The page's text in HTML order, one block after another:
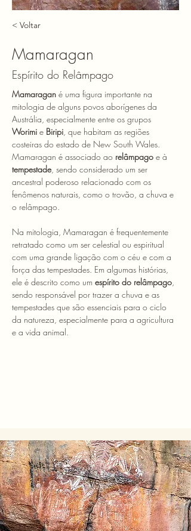
< Voltar
Mamaragan
Espírito do Relâmpago
Mamaragan é uma figura importante na
mitologia de alguns povos aborígenes da
Austrália, especialmente entre os grupos
Worimi e Biripi, que habitam as regiões
costeiras do estado de New South Wales.
Mamaragan é associado ao relâmpago e à
tempestade, sendo considerado um ser
ancestral poderoso relacionado com os
fenômenos naturais, como o trovão, a chuva e
o relâmpago.
Na mitologia, Mamaragan é frequentemente
retratado como um ser celestial ou espiritual
com uma grande ligação com o céu e com a
força das tempestades. Em algumas histórias,
ele é descrito como um espírito do relâmpago,
sendo responsável por trazer a chuva e as
tempestades que são essenciais para o ciclo
da natureza, especialmente para a agricultura
e a vida animal.